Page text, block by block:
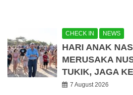
CHECK IN NEWS
HARI ANAK
MERUSAKA
TUKIK, JAGA
7 August 2026